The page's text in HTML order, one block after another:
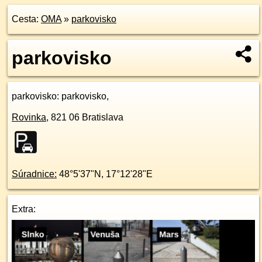
Cesta: OMA» parkovisko
parkovisko
parkovisko: parkovisko,
Rovinka, 821 06 Bratislava
Súradnice: 48°5'37"N , 17°12'28"E
Extra: